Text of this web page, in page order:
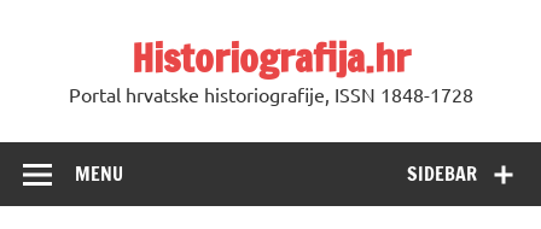
Historiografija.hr
Portal hrvatske historiografije, ISSN 1848-1728
SIDEBAR
MENU